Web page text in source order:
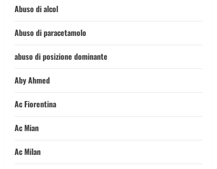
Abuso di alcol
Abuso di paracetamolo
abuso di posizione dominante
Aby Ahmed
Ac Fiorentina
Ac Mian
Ac Milan